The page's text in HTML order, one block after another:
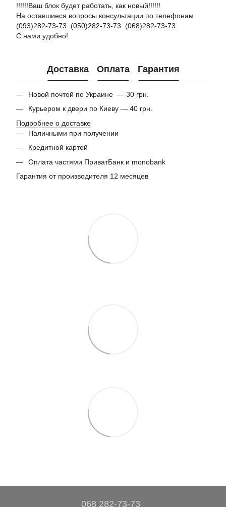
!!!!!!Ваш блок будет работать, как новый!!!!!!
На оставшиеся вопросы консультации по телефонам
(093)282-73-73 (050)282-73-73 (068)282-73-73
С нами удобно!
Доставка Оплата Гарантия
Новой почтой по Украине — 30 грн.
Курьером к двери по Киеву — 40 грн.
Подробнее о доставке
Наличными при получении
Кредитной картой
Оплата частями ПриватБанк и monobank
Гарантия от производителя 12 месяцев
068 282-73-73